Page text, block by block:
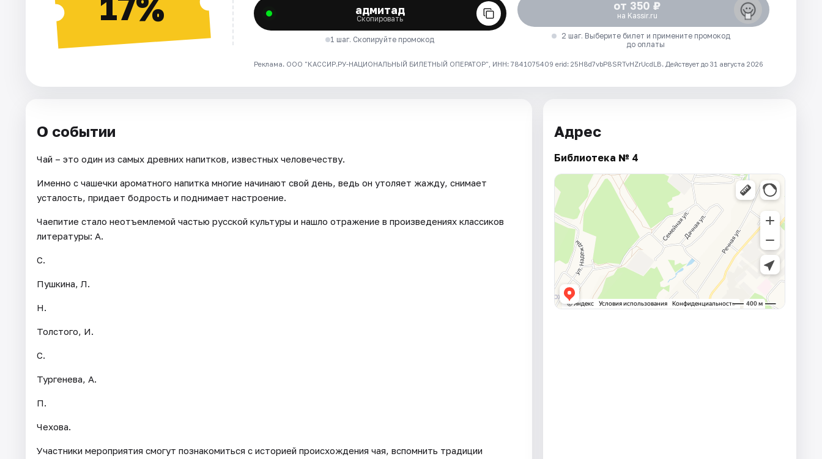
адмитад
Скопировать
1 шаг. Скопируйте промокод
от 350 ₽
на Kassir.ru
2 шаг. Выберите билет и примените промокод
до оплаты
Реклама. ООО "КАССИР.РУ-НАЦИОНАЛЬНЫЙ БИЛЕТНЫЙ ОПЕРАТОР", ИНН: 7841075409 erid: 25H8d7vbP8SRTvHZrUcdLB. Действует до 31 августа 2026
О событии
Чай – это один из самых древних напитков, известных человечеству.
Именно с чашечки ароматного напитка многие начинают свой день, ведь он утоляет жажду, снимает
усталость, придает бодрость и поднимает настроение.
Чаепитие стало неотъемлемой частью русской культуры и нашло отражение в произведениях классиков
литературы: А.
С.
Пушкина, Л.
Н.
Толстого, И.
С.
Тургенева, А.
П.
Чехова.
Участники мероприятия смогут познакомиться с историей происхождения чая, вспомнить традиции
Адрес
Библиотека № 4